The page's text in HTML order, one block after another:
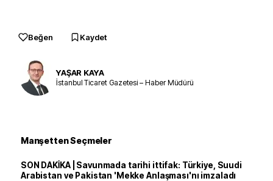
Beğen Kaydet
YAŞAR KAYA
İstanbul Ticaret Gazetesi – Haber Müdürü
Manşetten Seçmeler
SON DAKİKA | Savunmada tarihi ittifak: Türkiye, Suudi
Arabistan ve Pakistan 'Mekke Anlaşması'nı imzaladı